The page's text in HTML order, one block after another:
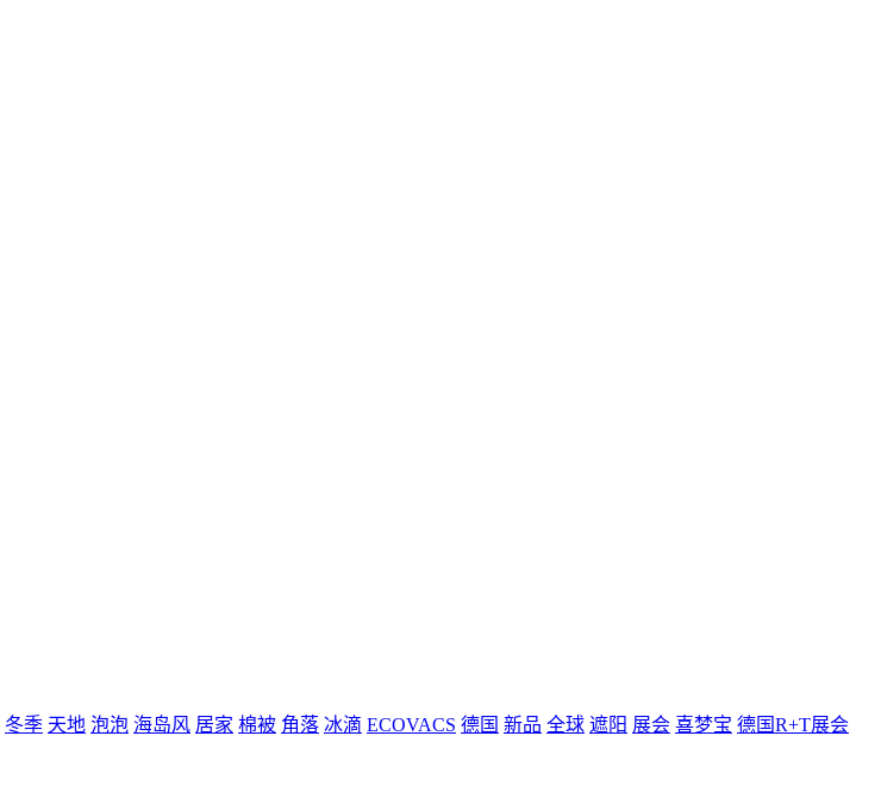
冬季 天地 泡泡 海岛风 居家 棉被 角落 冰滴 ECOVACS 德国 新品 全球 遮阳 展会 喜梦宝 德国R+T展会